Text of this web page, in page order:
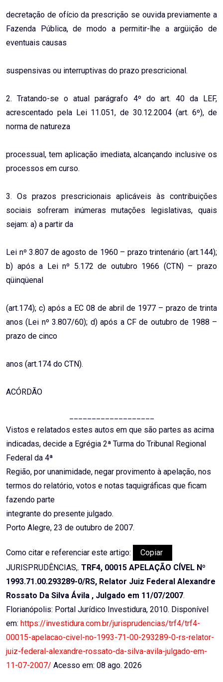
decretação de ofício da prescrição se ouvida previamente a
Fazenda Pública, de modo a permitir-lhe a argüição de
eventuais causas
suspensivas ou interruptivas do prazo prescricional.
2. Tratando-se o atual parágrafo 4º do art. 40 da LEF,
acrescentado pela Lei 11.051, de 30.12.2004 (art. 6º), de
norma de natureza
processual, tem aplicação imediata, alcançando inclusive os
processos em curso.
3. Os prazos prescricionais aplicáveis às contribuições
sociais sofreram inúmeras mutações legislativas, quais
sejam: a) a partir da
Lei nº 3.807 de agosto de 1960 – prazo trintenário (art.144);
b) após a Lei nº 5.172 de outubro 1966 (CTN) – prazo
qüinqüenal
(art.174); c) após a EC 08 de abril de 1977 – prazo de trinta
anos (Lei nº 3.807/60); d) após a CF de outubro de 1988 –
prazo de cinco
anos (art.174 do CTN).
ACÓRDÃO
Vistos e relatados estes autos em que são partes as acima
indicadas, decide a Egrégia 2ª Turma do Tribunal Regional
Federal da 4ª
Região, por unanimidade, negar provimento à apelação, nos
termos do relatório, votos e notas taquigráficas que ficam
fazendo parte
integrante do presente julgado.
Porto Alegre, 23 de outubro de 2007.
Como citar e referenciar este artigo:
Copiar
JURISPRUDÊNCIAS,. TRF4, 00015 APELAÇÃO CÍVEL Nº
1993.71.00.293289-0/RS, Relator Juiz Federal Alexandre
Rossato Da Silva Ávila , Julgado em 11/07/2007.
Florianópolis: Portal Jurídico Investidura, 2010. Disponível
em: https://investidura.com.br/jurisprudencias/trf4/trf4-
00015-apelacao-civel-no-1993-71-00-293289-0-rs-relator-
juiz-federal-alexandre-rossato-da-silva-avila-julgado-em-
11-07-2007/ Acesso em: 08 ago. 2026